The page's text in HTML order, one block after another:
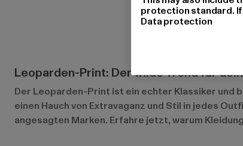
Leoparden-Print: Der wilde Trend für
Der Leoparden-Print ist ein echter Klassiker und
einen Hauch von Extravaganz und Stil in jedes
angesagten Marken. Erfahre jetzt, warum
protection standard. If
Data protection